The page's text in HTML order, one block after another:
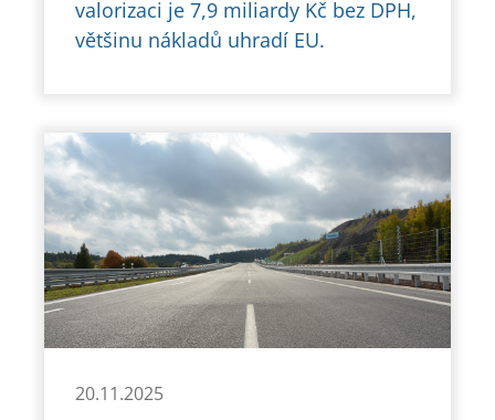
valorizaci je 7,9 miliardy Kč bez DPH,
většinu nákladů uhradí EU.
20.11.2025